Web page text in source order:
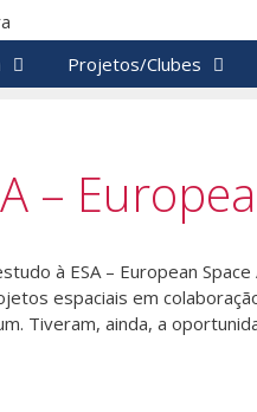
Projetos/Clubes
–
à ESA – European
espaciais em
Tiveram, ainda, a